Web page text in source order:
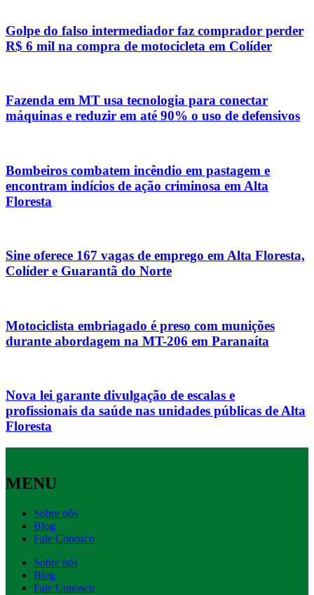
Golpe do falso intermediador faz comprador perder
R$ 6 mil na compra de motocicleta em Colíder
Fazenda em MT usa tecnologia para conectar
máquinas e reduzir em até 90% o uso de defensivos
Bombeiros combatem incêndio em pastagem e
encontram indícios de ação criminosa em Alta
Floresta
Sine oferece 167 vagas de emprego em Alta Floresta,
Colíder e Guarantã do Norte
Motociclista embriagado é preso com munições
durante abordagem na MT-206 em Paranaíta
Nova lei garante divulgação de escalas e
profissionais da saúde nas unidades públicas de Alta
Floresta
MENU
Sobre nós
Blog
Fale Conosco
Sobre nós
Blog
Fale Conosco